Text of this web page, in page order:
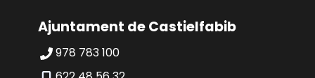
Ajuntament de Castielfabib
978 783 100